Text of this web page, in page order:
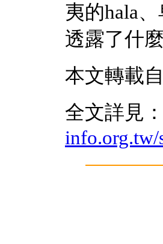
夷的hala
透露了什
本文轉載
全文詳見：
info.org.tw/